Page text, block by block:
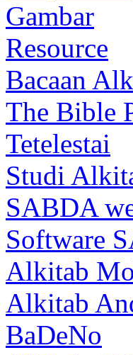
Gambar
Resource
Bacaan
The Bible
Tetelestai
Studi
SABDA
Software
Alkitab
Alkitab
BaDeNo